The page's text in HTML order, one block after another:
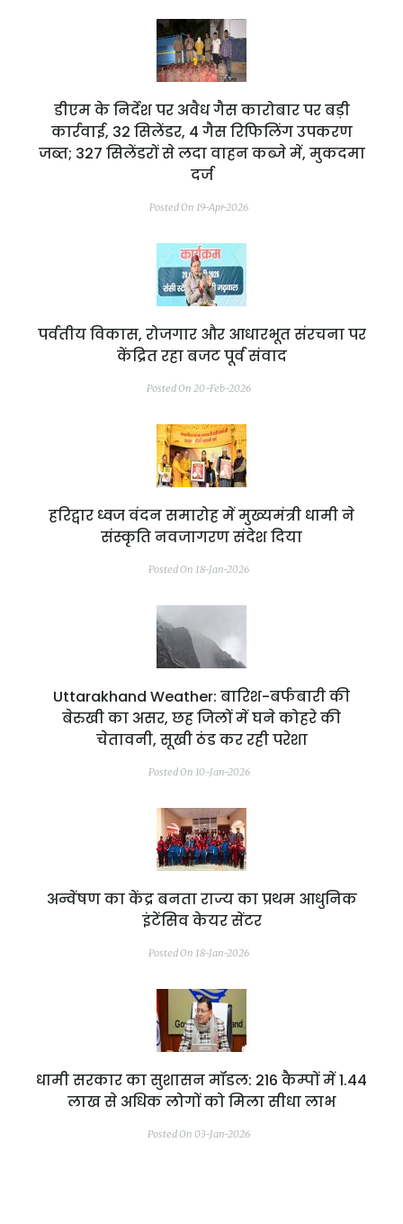
डीएम के निर्देश पर अवैध गैस कारोबार पर बड़ी
कार्रवाई, 32 सिलेंडर, 4 गैस रिफिलिंग उपकरण
जब्त; 327 सिलेंडरों से लदा वाहन कब्जे में, मुकदमा
दर्ज
Posted On 19-Apr-2026
पर्वतीय विकास, रोजगार और आधारभूत संरचना पर
केंद्रित रहा बजट पूर्व संवाद
Posted On 20-Feb-2026
हरिद्वार ध्वज वंदन समारोह में मुख्यमंत्री धामी ने
संस्कृति नवजागरण संदेश दिया
Posted On 18-Jan-2026
Uttarakhand Weather: बारिश-बर्फबारी की
बेरुखी का असर, छह जिलों में घने कोहरे की
चेतावनी, सूखी ठंड कर रही परेशा
Posted On 10-Jan-2026
अन्वेंषण का केंद्र बनता राज्य का प्रथम आधुनिक
इंटेंसिव केयर सेंटर
Posted On 18-Jan-2026
धामी सरकार का सुशासन मॉडल: 216 कैम्पों में 1.44
लाख से अधिक लोगों को मिला सीधा लाभ
Posted On 03-Jan-2026